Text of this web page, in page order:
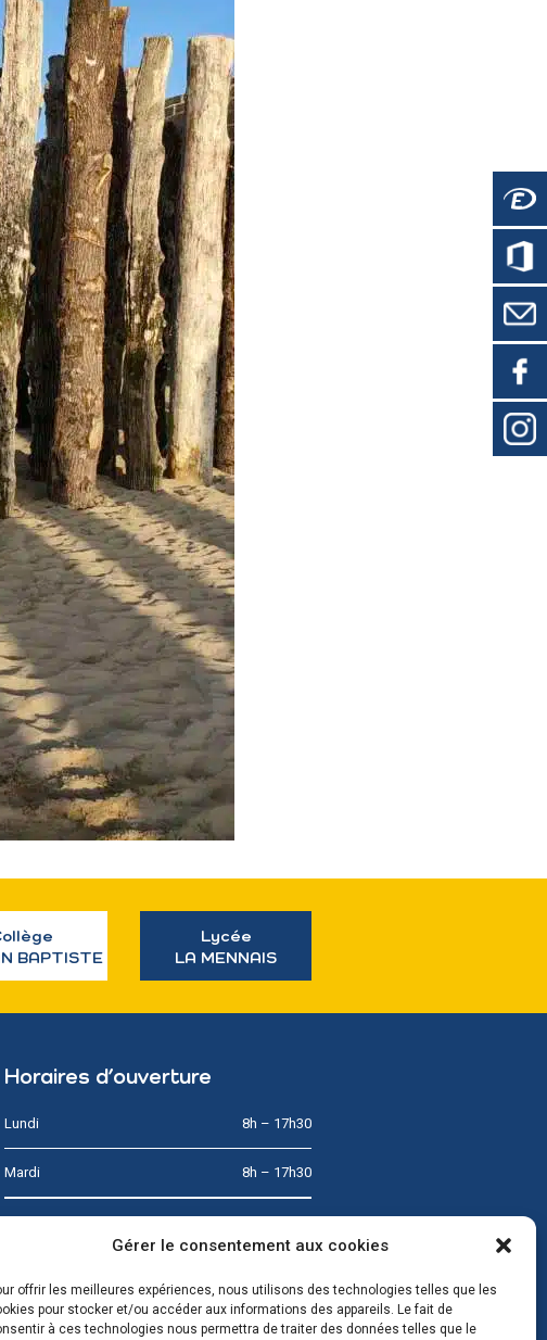
Gérer le consentement aux cookies
offrir les meilleures expériences, nous utilisons des technologies telles que les
pour stocker et/ou accéder aux informations des appareils. Le fait de
à ces technologies nous permettra de traiter des données telles que le
BAPTISTE
Lycée
LA MENNAIS
Horaires d’ouverture
Lundi 8h – 17h30
Mardi 8h – 17h30
Mercredi 8h – 12h
Vendredi 8h – 17h30